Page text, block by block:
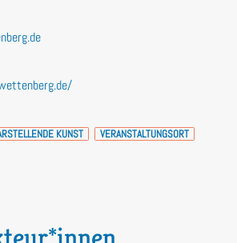
KUNST
VERANSTALTUNGSORT